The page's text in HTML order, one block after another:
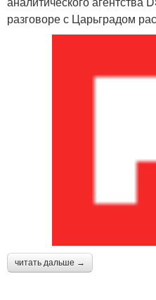
разговоре с Царьградом
читать дальше →